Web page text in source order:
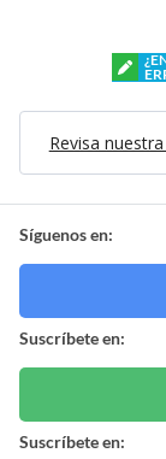
Revisa
Síguenos en:
Suscríbete en:
Suscríbete en: